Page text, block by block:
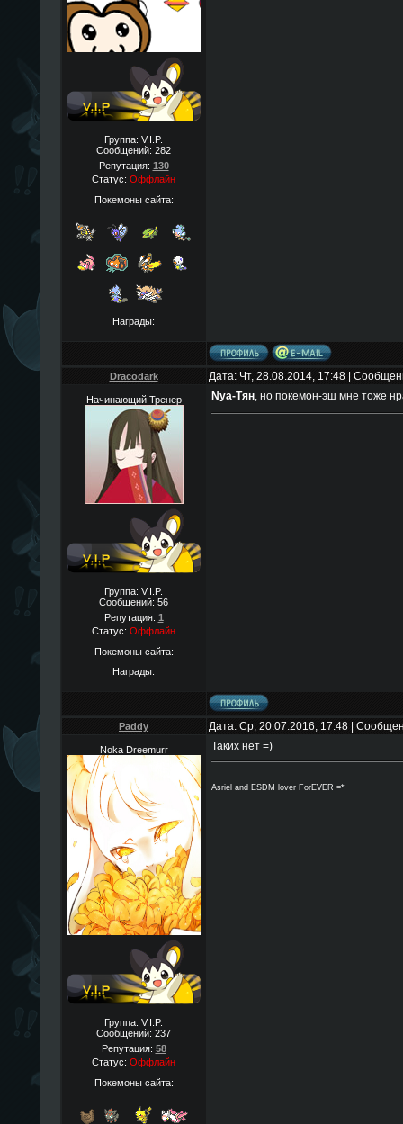
Группа: V.I.P.
Сообщений: 282
Репутация: 130
Статус: Оффлайн
Покемоны сайта:
Награды:
Dracodark Дата: Чт, 28.08.2014, 17:48 |
Начинающий Тренер
Группа: V.I.P.
Сообщений: 56
Репутация: 1
Статус: Оффлайн
Покемоны сайта:
Награды:
Nya-Тян, но покемон-эш мне тоже
Paddy Дата: Ср, 20.07.2016, 17:48 |
Noka Dreemurr
Группа: V.I.P.
Сообщений: 237
Репутация: 58
Статус: Оффлайн
Покемоны сайта:
Таких нет =)
Asriel and ESDM lover ForEVER =*